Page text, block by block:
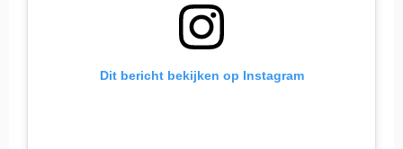
Dit bericht bekijken op Instagram